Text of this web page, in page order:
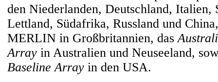
den Niederlanden, Deutschland, Italien,
Lettland, Südafrika, Russland und
MERLIN in Großbritannien, das
Array in Australien und Neuseeland,
Baseline Array in den USA.